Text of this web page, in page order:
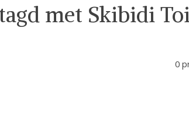
met Skibidi
0